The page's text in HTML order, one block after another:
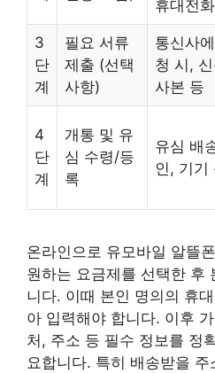
휴대전화
3
단
계
필요 서류
제출 (선택
사항)
통신사
청 시,
사본 등
4
단
계
개통 및 유
심 수령/등
록
유심 배
인, 기기
온라인으로 유모바일 알뜰
원하는 요금제를 선택한 후
니다. 이때 본인 명의의 휴
아 입력해야 합니다. 이후
처, 주소 등 필수 정보를 정
요합니다. 특히 배송받을